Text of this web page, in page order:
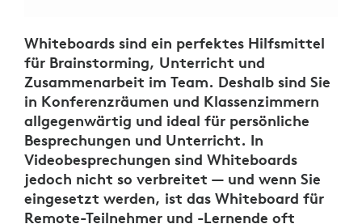
Whiteboards sind ein perfektes Hilfsmittel
für Brainstorming, Unterricht und
Zusammenarbeit im Team. Deshalb sind Sie
in Konferenzräumen und Klassenzimmern
allgegenwärtig und ideal für persönliche
Besprechungen und Unterricht. In
Videobesprechungen sind Whiteboards
jedoch nicht so verbreitet — und wenn Sie
eingesetzt werden, ist das Whiteboard für
Remote-Teilnehmer und -Lernende oft